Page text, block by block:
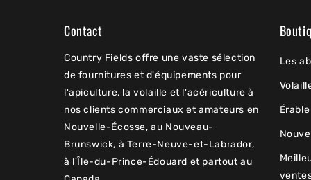
Contact
Country Fields offre une vaste sélection
de fournitures et d'équipements pour
l'apiculture, la volaille et l'acériculture à
nos clients commerciaux et amateurs en
Nouvelle-Écosse, au Nouveau-
Brunswick, à Terre-Neuve-et-Labrador,
à l'Île-du-Prince-Édouard et partout au
Les
Érable